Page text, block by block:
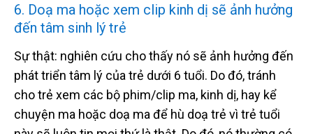
6. Doạ ma hoặc xem clip kinh dị sẽ ảnh hưởng
đến tâm sinh lý trẻ
Sự thật: nghiên cứu cho thấy nó sẽ ảnh hưởng đến
phát triển tâm lý của trẻ dưới 6 tuổi. Do đó, tránh
cho trẻ xem các bộ phim/clip ma, kinh dị, hay kể
chuyện ma hoặc doạ ma để hù doạ trẻ vì trẻ tuổi